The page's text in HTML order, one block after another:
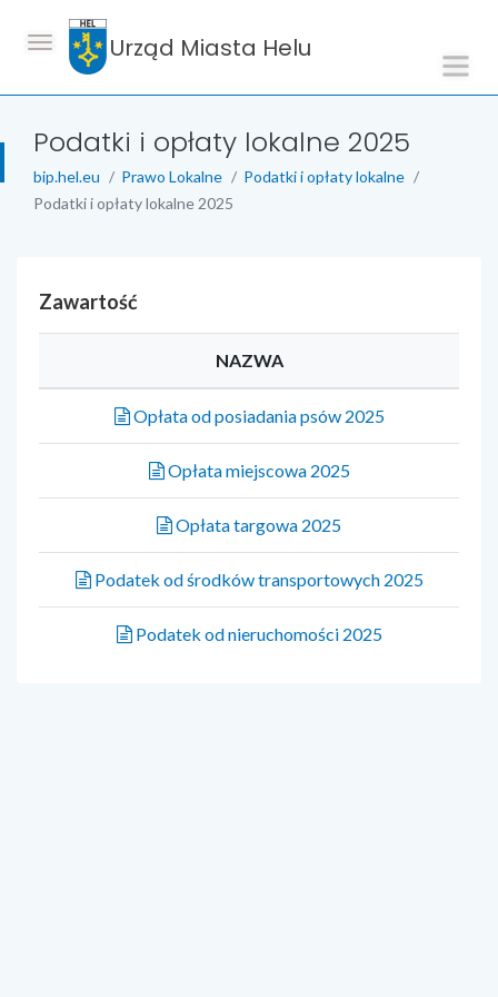
Urząd Miasta Helu
Podatki i opłaty lokalne 2025
bip.hel.eu Prawo Lokalne
Podatki i opłaty lokalne
Podatki i opłaty lokalne 2025
Zawartość
NAZWA
Opłata od posiadania psów 2025
Opłata miejscowa 2025
Opłata targowa 2025
Podatek od środków transportowych 2025
Podatek od nieruchomości 2025